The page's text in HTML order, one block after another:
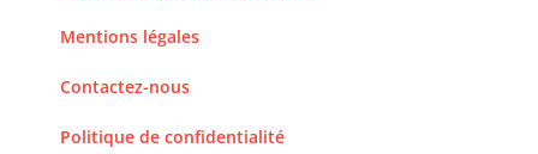
Mentions légales
Contactez-nous
Politique de confidentialité